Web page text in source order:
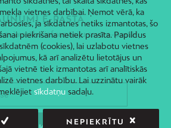
E-PASTĀ
jaunāko informāciju savā e-pastā!
vietnes darbībai. Ņemot vērā, ka
ja sīkdatnes netiks izmantotas, šo
piekrišana netiek prasīta. Papildus
(cookies), lai uzlabotu vietnes
kā arī analizētu lietotājus un
vietnē tiek izmantotas arī analītiskās
vietnes darbību. Lai uzzinātu vairāk
sīkdatņusadaļu.
NEPIEKRĪTU